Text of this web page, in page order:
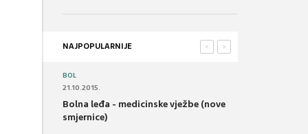
NAJPOPULARNIJE >
<
BOL
21.10.2015.
Bolna leđa - medicinske vježbe (nove
smjernice)